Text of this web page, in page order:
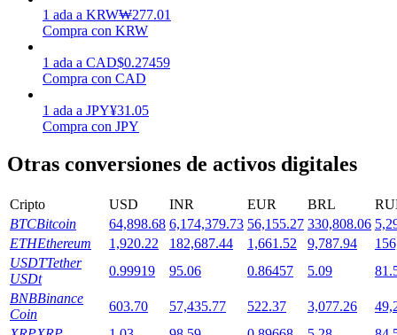
Alta rentabilidad y acceso instantáneo
Launchpool
Participación flexible para ganar tokens populares
1 ada a KRW₩277.01
Compra con KRW
1 ada a CAD$0.27459
Compra con CAD
1 ada a JPY¥31.05
Compra con JPY
Otras conversiones de activos digitales
Cripto USD INR EUR BRL
BTCBitcoin 64,898.68 6,174,379.73 56,155.27 330,808.06
ETHEthereum 1,920.22 182,687.44 1,661.52 9,787.94
USDTTether
USDt
0.99919 95.06 0.86457 5.09
BNBBinance
Coin
603.70 57,435.77 522.37 3,077.26